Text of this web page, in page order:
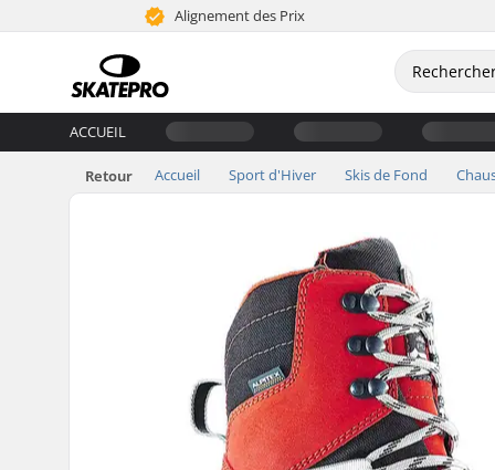
Alignement des Prix
ACCUEIL
Retour Accueil Sport d'Hiver Skis de Fond